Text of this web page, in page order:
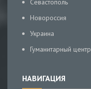
Севастополь
Новороссия
Украина
Гуманитарный центр
НАВИГАЦИЯ